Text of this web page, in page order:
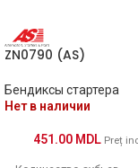
ZN0790 (AS)
Бендиксы стартера
Нет в наличии
451.00 MDL Preț